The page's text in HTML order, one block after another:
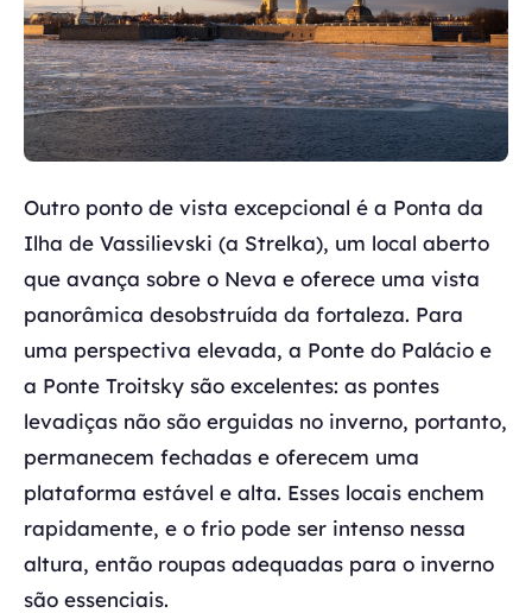
Outro ponto de vista excepcional é a Ponta da
Ilha de Vassilievski (a Strelka), um local aberto
que avança sobre o Neva e oferece uma vista
panorâmica desobstruída da fortaleza. Para
uma perspectiva elevada, a Ponte do Palácio e
a Ponte Troitsky são excelentes: as pontes
levadiças não são erguidas no inverno, portanto,
permanecem fechadas e oferecem uma
plataforma estável e alta. Esses locais enchem
rapidamente, e o frio pode ser intenso nessa
altura, então roupas adequadas para o inverno
são essenciais.